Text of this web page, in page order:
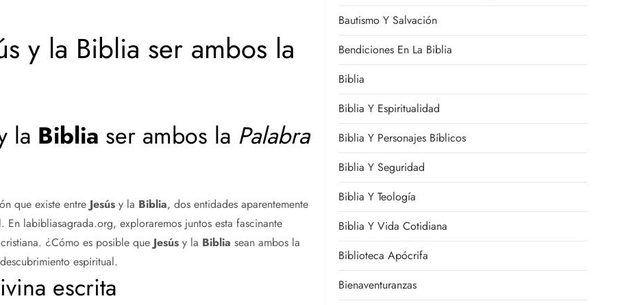
y la Biblia ser ambos la
la Biblia ser ambos la Palabra
que existe entre Jesús y la Biblia, dos entidades aparentemente
En labibliasagrada.org, exploraremos juntos esta fascinante
¿Cómo es posible que Jesús y la Biblia sean ambos la
espiritual.
escrita
Bautismo Y Salvación
Bendiciones En La Biblia
Biblia
Biblia Y Espiritualidad
Biblia Y Personajes Bíblicos
Biblia Y Seguridad
Biblia Y Teología
Biblia Y Vida Cotidiana
Biblioteca Apócrifa
Bienaventuranzas